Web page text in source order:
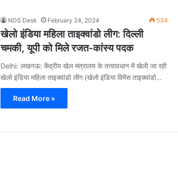
NDS Desk February 24, 2024 534
खेलो इंडिया महिला ताइक्वांडो लीग: दिल्ली
चमकी, यूपी को मिले रजत-कांस्य पदक
Delhi: लखनऊ: केंद्रीय खेल मंत्रालय के तत्वावधान में खेली जा रही
खेलो इंडिया महिला ताइक्वांडो लीग (खेलो इंडिया विमेंस ताइक्वांडो…
Read More »